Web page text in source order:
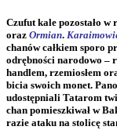
Czufut kale pozostało
oraz Ormian.
chanów całkiem sporo
odrębności narodowo –
handlem, rzemiosłem
bicia swoich monet.
udostępniali Tatarom
chan pomieszkiwał w
razie ataku na stolicę